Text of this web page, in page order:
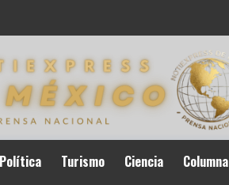
Política Turismo Ciencia Columna